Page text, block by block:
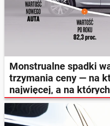
Monstrualne spadki
trzymania ceny — na
najwięcej, a na